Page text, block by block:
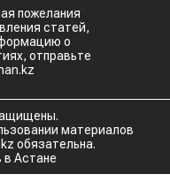
пожелания
статей,
о
отправьте
материалов
обязательна.
в Астане